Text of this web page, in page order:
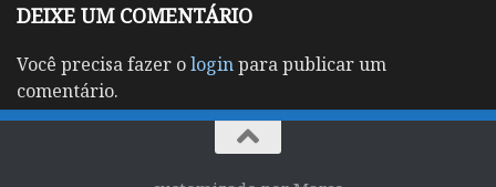
DEIXE UM COMENTÁRIO
Você precisa fazer ologinpara publicar um
comentário.